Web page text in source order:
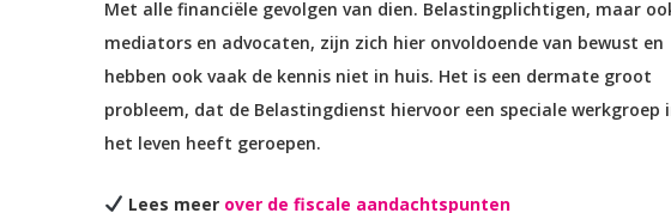
Met alle financiële gevolgen van dien. Belastingplichtigen, maar
mediators en advocaten, zijn zich hier onvoldoende van bewust en
hebben ook vaak de kennis niet in huis. Het is een dermate groot
probleem, dat de Belastingdienst hiervoor een speciale werkgroep
het leven heeft geroepen.
Lees meer over de fiscale aandachtspunten